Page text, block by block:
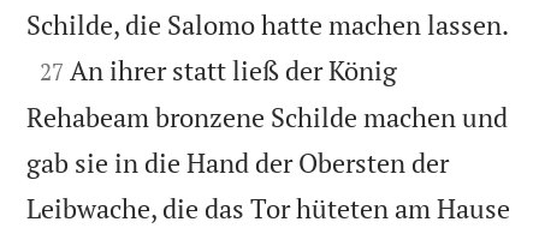
Schilde, die Salomo hatte machen lassen.

27 An ihrer statt ließ der König
Rehabeam bronzene Schilde machen und
gab sie in die Hand der Obersten der
Leibwache, die das Tor hüteten am Hause